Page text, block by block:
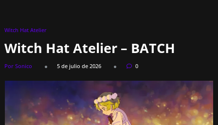
Witch Hat Atelier
Witch Hat Atelier – BATCH
Por Sonico 5 de julio de 2026 0